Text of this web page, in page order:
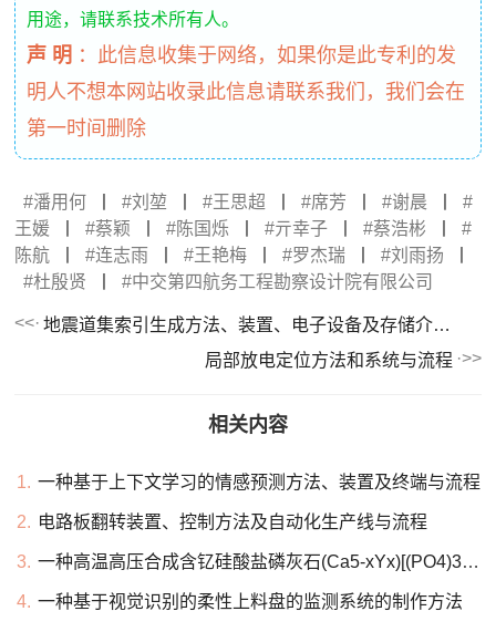
用途，请联系技术所有人。
声 明 ： 此信息收集于网络，如果你是此专利的发
明人不想本网站收录此信息请联系我们，我们会在
第一时间删除
潘用何 刘堃 王思超 席芳 谢晨
王媛
蔡颖 陈国烁 亓幸子 蔡浩彬
陈航
连志雨 王艳梅 罗杰瑞 刘雨扬
杜殷贤
中交第四航务工程勘察设计院有限公司
地震道集索引生成方法、装置、电子设备及存储介质与流程
局部放电定位方法和系统与流程
相关内容
1. 一种基于上下文学习的情感预测方法、装置及终端与流程
2. 电路板翻转装置、控制方法及自动化生产线与流程
3. 一种高温高压合成含钇硅酸盐磷灰石(Ca5-xYx)[(PO4)3-x(SiO3)2x]F的方法
4. 一种基于视觉识别的柔性上料盘的监测系统的制作方法